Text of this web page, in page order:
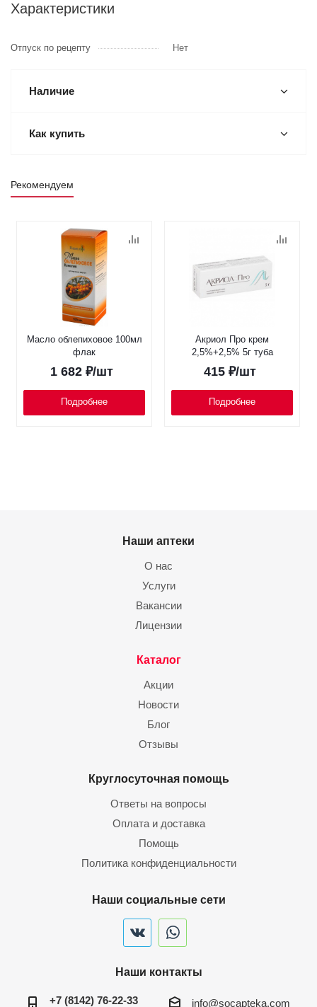
Характеристики
Отпуск по рецепту Нет
Наличие
Как купить
Рекомендуем
Масло облепиховое 100мл
флак
1 682 ₽/шт
Подробнее
Акриол Про крем
2,5%+2,5% 5г туба
415₽/шт
Подробнее
Наши аптеки
О нас
Услуги
Вакансии
Лицензии
Каталог
Акции
Новости
Блог
Отзывы
Круглосуточная помощь
Ответы на вопросы
Оплата и доставка
Помощь
Политика конфиденциальности
Наши социальные сети
Наши контакты
+7 (8142) 76-22-33 info@socapteka.com